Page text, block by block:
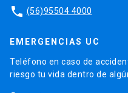
phone (56)95504 4000
EMERGENCIAS UC
Teléfono en caso de
riesgo tu vida dentro de